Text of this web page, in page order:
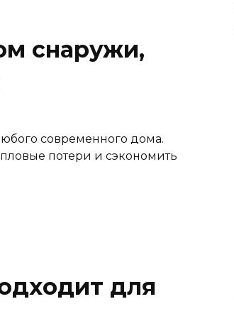
снаружи,
современного дома.
потери и сэкономить
для